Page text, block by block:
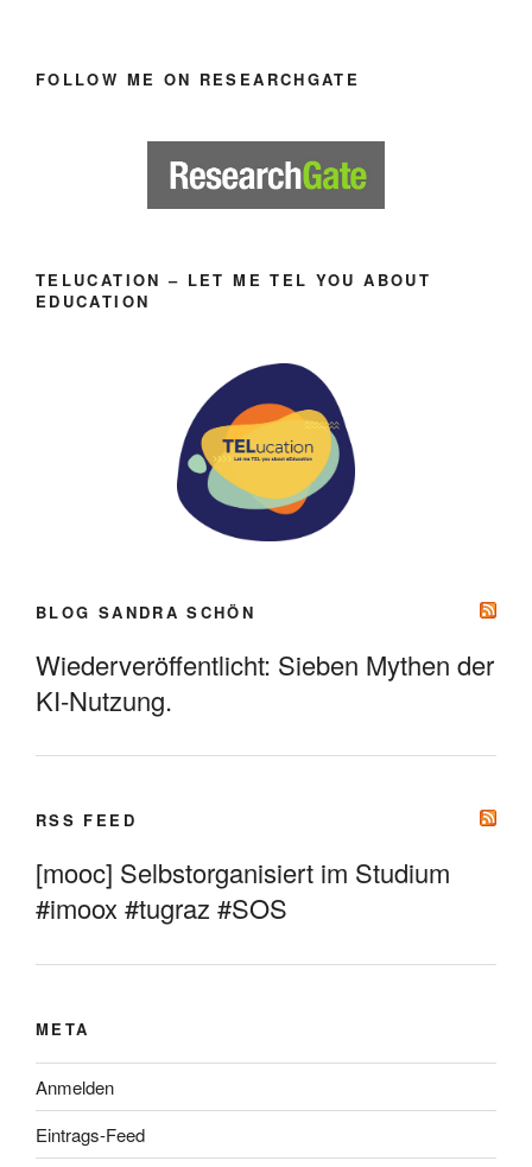
FOLLOW ME ON RESEARCHGATE
TELUCATION – LET ME TEL YOU ABOUT
EDUCATION
BLOG SANDRA SCHÖN
Wiederveröffentlicht: Sieben Mythen der
KI-Nutzung.
RSS FEED
[mooc] Selbstorganisiert im Studium
#imoox #tugraz #SOS
META
Anmelden
Eintrags-Feed